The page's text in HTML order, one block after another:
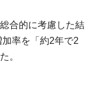
合的に考慮した結
率を「約2年で2
。